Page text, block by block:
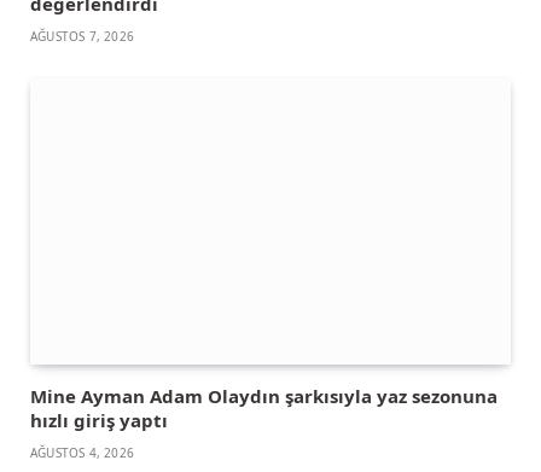
AĞUSTOS 7, 2026
Mine Ayman Adam Olaydın şarkısıyla yaz sezonuna
hızlı giriş yaptı
AĞUSTOS 4, 2026